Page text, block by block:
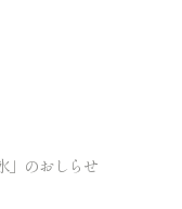
」のおしらせ